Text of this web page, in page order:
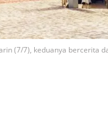
(7/7), keduanya bercerita